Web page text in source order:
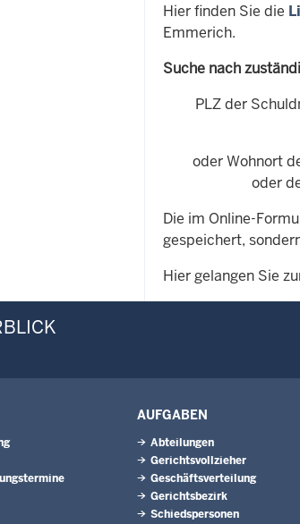
Hier finden Sie die
Emmerich.
Suche nach
PLZ der
oder Wohnort
oder
Die im Online-
gespeichert,
Hier gelangen Sie
AUFGABEN
Abteilungen
Gerichtsvollzieher
Geschäftsverteilung
Gerichtsbezirk
Schiedspersonen